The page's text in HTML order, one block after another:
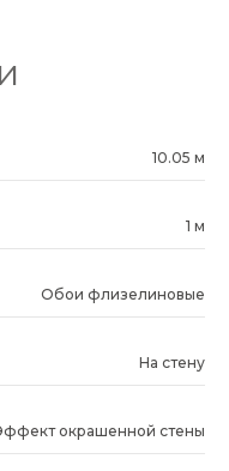
10.05 м
1 м
Обои флизелиновые
На стену
окрашенной стены